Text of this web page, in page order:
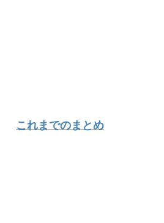
これまでのまとめ